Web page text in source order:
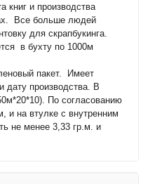
книг и производства
Все больше людей
для скрапбукинга.
в бухту по 1000м
пакет. Имеет
дату производства. В
По согласованию
и на втулке с внутренним
не менее 3,33 гр.м. и